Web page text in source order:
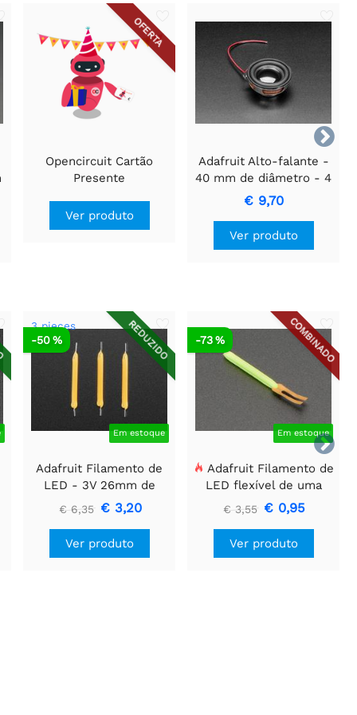

OFERTA
Opencircuit Cartão
Presente
Ver produto
Adafruit Alto-falante -
40 mm de diâmetro - 4
Ohms - 5 Watts
€ 9,70
Ver produto

REDUZIDO
3 pieces
Em estoque
-50 %
Adafruit Filamento de
LED - 3V 26mm de
comprimento - Branco
Quente (Pacote com 3)
€ 6,35 € 3,20
Ver produto
COMBINADO
Em estoque
-73 %
Adafruit Filamento de
LED flexível de uma
ponta só - 3V 25mm de
comprimento - Verde
€ 3,55 € 0,95
Ver produto